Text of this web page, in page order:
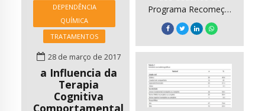
um dos únicos
deuses Romanos que
não teve o seu
emprestado da
mitologia grega,
sendo geralmente
representado por
Programa Recomeço:
Perfil
Sóciodemográfico e
Histórico do
Tratamento de uma
Amostra de Pacientes
do CRATOD
Autores: Letícia
DEPENDÊNCIA
QUÍMICA
TRATAMENTOS
28 de março de 2017
a Influencia da
Terapia
Cognitiva